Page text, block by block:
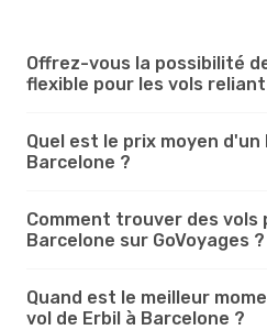
Offrez-vous la possibilité
flexible pour les vols
Quel est le prix moyen
Barcelone ?
Comment trouver des vols
Barcelone sur GoVoyages ?
Quand est le meilleur
vol de Erbil à Barcelone ?